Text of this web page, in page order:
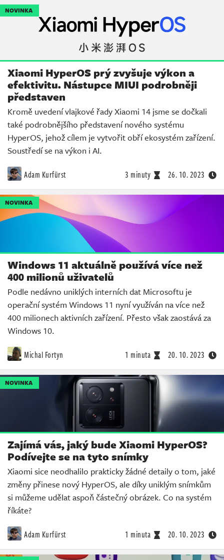
NOVINKA
Xiaomi HyperOS prý zvyšuje výkon a
efektivitu. Nástupce MIUI podrobněji
představen
Kromě uvedení vlajkové řady Xiaomi 14 jsme se dočkali
také podrobnějšího představení nového systému
HyperOS, jehož cílem je vytvořit obří ekosystém zařízení.
Soustředí se na výkon i AI.
Adam Kurfürst 3 minuty 26. 10. 2023
NOVINKA
Windows 11 aktuálně používá více než
400 milionů uživatelů
Podle nedávno uniklých interních dat Microsoftu je
operační systém Windows 11 nyní využíván na více než
400 milionech aktivních zařízení. Přesto však zaostává za
Windows 10.
Michal Fortyn 1 minuta 20. 10. 2023
NOVINKA
Zajímá vás, jaký bude Xiaomi HyperOS?
Podívejte se na tyto snímky
Xiaomi sice neodhalilo prakticky žádné detaily o tom, jaké
změny přinese nový HyperOS, ale díky uniklým snímkům
si můžeme udělat aspoň částečný obrázek. Co na systém
říkáte?
Adam Kurfürst 1 minuta 20. 10. 2023